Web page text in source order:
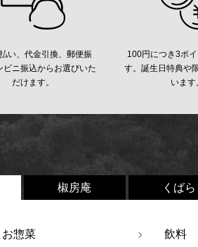
い、代金引換、郵便振
ビニ振込からお選びいた
だけます。
100円につき3ポ
す。誕生日特典や
います
椒房庵 くばら
お惣菜
飲料